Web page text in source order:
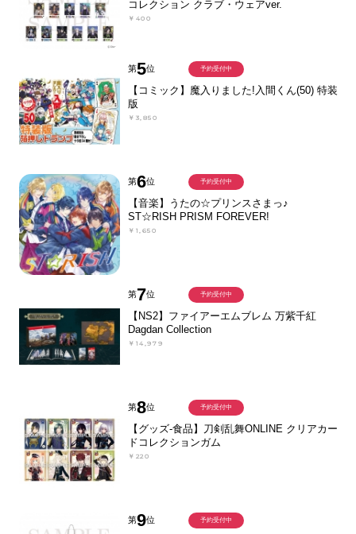
コレクション クラブ・ウェアver.
￥400
第5位
【コミック】魔入りました!入間くん(50) 特装
版
￥3,850
予約受付中
第6位
【音楽】うたの☆プリンスさまっ♪
ST☆RISH PRISM FOREVER!
￥1,650
予約受付中
第7位
【NS2】ファイアーエムブレム 万紫千紅
Dagdan Collection
￥14,979
予約受付中
第8位
【グッズ-食品】刀剣乱舞ONLINE クリアカー
ドコレクションガム
￥220
予約受付中
第9位 予約受付中